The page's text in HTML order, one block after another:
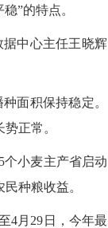
”的特点。
中心主任王晓辉
面积保持稳定。
正常。
小麦主产省启动
种粮收益。
4月29日，今年最